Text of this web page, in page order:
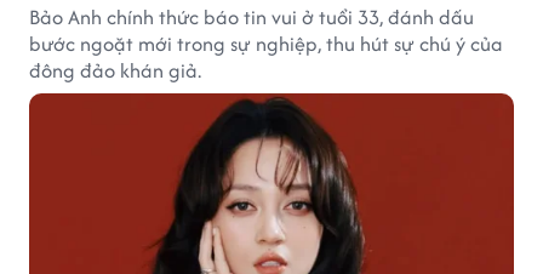
Bảo Anh chính thức báo tin vui ở tuổi 33, đánh dấu
bước ngoặt mới trong sự nghiệp, thu hút sự chú ý của
đông đảo khán giả.